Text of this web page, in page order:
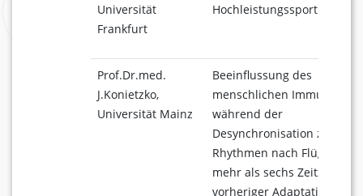
Universität
Frankfurt
Hochleistungssportlern
Prof.Dr.med.
J.Konietzko,
Universität Mainz
Beeinflussung des
menschlichen
während der
Desynchronisation
Rhythmen nach Flügen
mehr als sechs Zeitzonen
vorheriger Adaptation